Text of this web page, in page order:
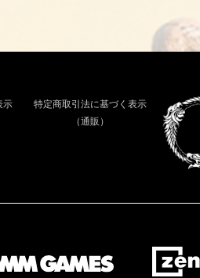
示
特定商取引法に基づく表示
（通販）